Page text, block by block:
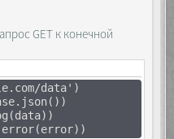
GET к конечной
data')